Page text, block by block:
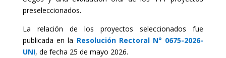
preseleccionados.
La relación de los proyectos seleccionados fue
publicada en la Resolución Rectoral N° 0675-2026-
UNI, de fecha 25 de mayo 2026.